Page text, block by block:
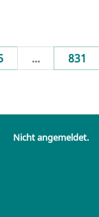
... 831
Nicht angemeldet.